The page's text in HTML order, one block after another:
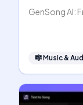
GenSong AI:
🎼Music &